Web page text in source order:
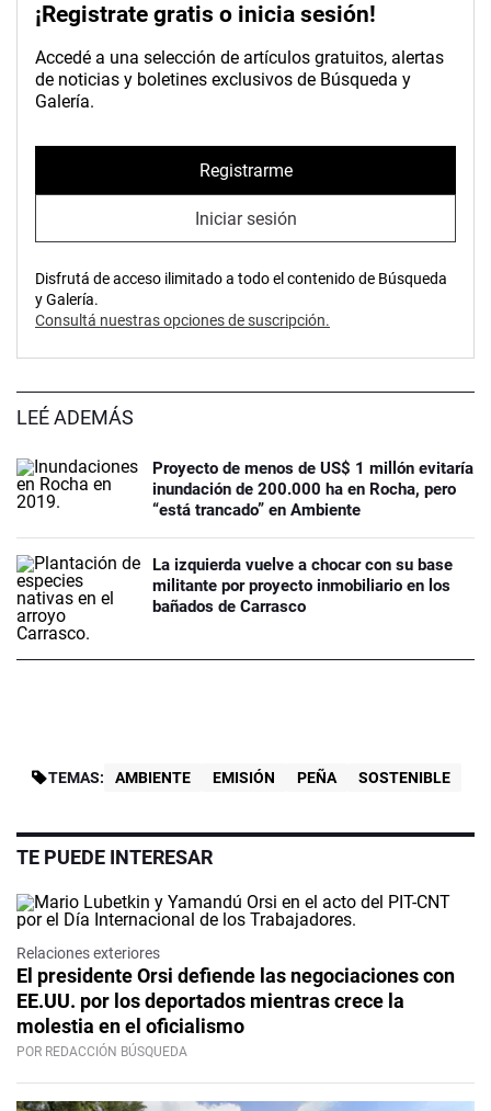
¡Registrate gratis o inicia sesión!
Accedé a una selección de artículos gratuitos, alertas
de noticias y boletines exclusivos de Búsqueda y
Galería.
Registrarme
Iniciar sesión
Disfrutá de acceso ilimitado a todo el contenido de Búsqueda
y Galería.
Consultá nuestras opciones de suscripción.
LEÉ ADEMÁS
Proyecto de menos de US$ 1 millón evitaría
inundación de 200.000 ha en Rocha, pero
“está trancado” en Ambiente
La izquierda vuelve a chocar con su base
militante por proyecto inmobiliario en los
bañados de Carrasco
TEMAS: AMBIENTE EMISIÓN PEÑA SOSTENIBLE
TE PUEDE INTERESAR
Relaciones exteriores
El presidente Orsi defiende las negociaciones con
EE.UU. por los deportados mientras crece la
molestia en el oficialismo
POR REDACCIÓN BÚSQUEDA